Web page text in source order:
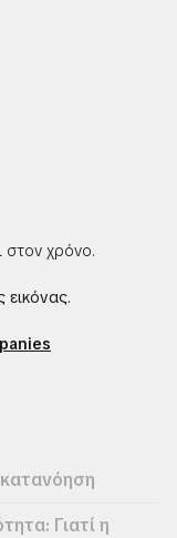
στον χρόνο.
εικόνας.
Γιατί η